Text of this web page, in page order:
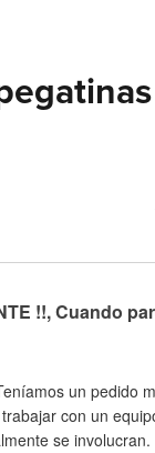
!!, Cuando
un pedido
con un
se